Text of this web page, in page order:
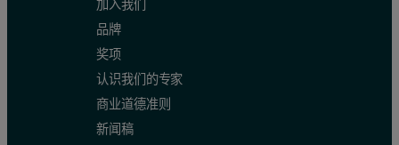
加入我们
品牌
奖项
认识我们的专家
商业道德准则
新闻稿